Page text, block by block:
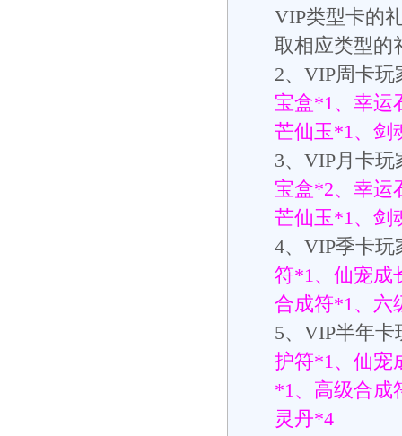
VIP类型卡的
取相应类型的
2、 VIP周卡玩
宝盒*1、幸运
芒仙玉*1、剑
3、 VIP月卡玩
宝盒*2、幸运
芒仙玉*1、剑
4、 VIP季卡玩
符*1、仙宠成
合成符*1、六
5、 VIP半年卡
护符*1、仙宠
*1、高级合成
灵丹*4